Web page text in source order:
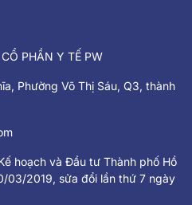
PHẦN Y TẾ PW
Phường Võ Thị Sáu, Q3, thành
hoạch và Đầu tư Thành phố Hồ
03/2019, sửa đổi lần thứ 7 ngày